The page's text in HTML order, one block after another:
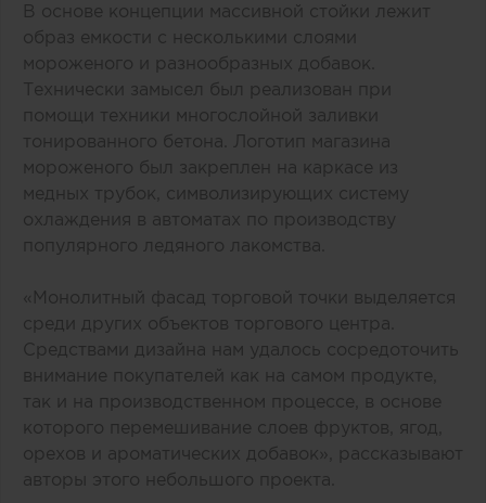
В основе концепции массивной стойки лежит
образ емкости с несколькими слоями
мороженого и разнообразных добавок.
Технически замысел был реализован при
помощи техники многослойной заливки
тонированного бетона. Логотип магазина
мороженого был закреплен на каркасе из
медных трубок, символизирующих систему
охлаждения в автоматах по производству
популярного ледяного лакомства.
«Монолитный фасад торговой точки выделяется
среди других объектов торгового центра.
Средствами дизайна нам удалось сосредоточить
внимание покупателей как на самом продукте,
так и на производственном процессе, в основе
которого перемешивание слоев фруктов, ягод,
орехов и ароматических добавок», рассказывают
авторы этого небольшого проекта.